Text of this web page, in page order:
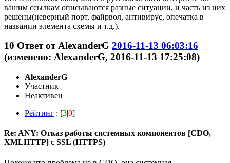
вашим ссылкам описываются разные ситуации, и часть из них
решены(неверный порт, файрвол, антивирус, опечатка в
названии элемента схемы и т.д.).
10 Ответ отAlexanderG 2016-11-13 06:03:16
(изменено: AlexanderG, 2016-11-13 17:25:08)
AlexanderG
Участник
Неактивен
Рейтинг : [3|0]
Re: ANY: Отказ работы системных компонентов [CDO,
XMLHTTP] с SSL (HTTPS)